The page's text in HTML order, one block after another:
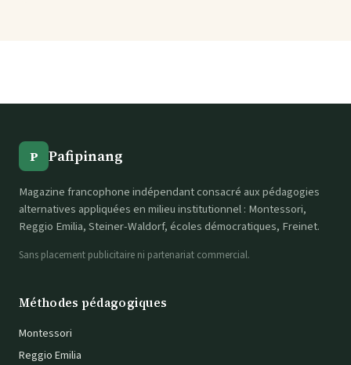
P Pafipinang
Magazine francophone indépendant consacré aux pédagogies
alternatives appliquées en milieu institutionnel : Montessori,
Reggio Emilia, Steiner-Waldorf, écoles démocratiques, Freinet.
Sans placement publicitaire ni partenariat commercial.
Méthodes pédagogiques
Montessori
Reggio Emilia